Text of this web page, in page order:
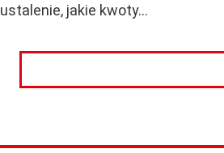
ustalenie, jakie kwoty...